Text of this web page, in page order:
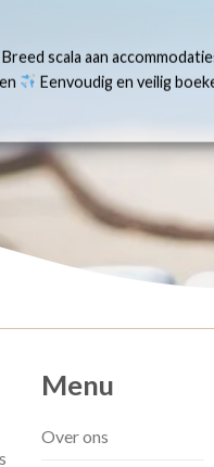
Breed scala aan
Eenvoudig en veilig
Menu
Over ons